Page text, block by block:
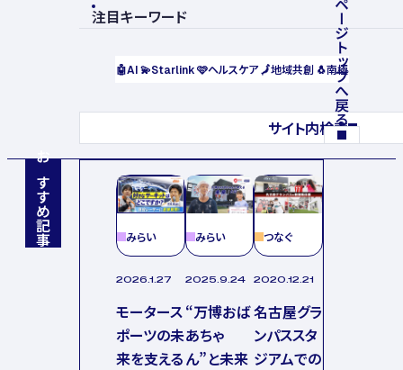
注目キーワード
🤖AI💫Starlink🩷ヘルスケア🗾地域共創 🐧南極
サイト内検索
ページトップへ戻る
おすすめ記事 みらい
2026.1.27
モータース
ポーツの未
来を支える
みらい
2025.9.24
“万博おば
あちゃ
ん”と未来
つなぐ
2020.12.21
名古屋グラ
ンパススタ
ジアムでの